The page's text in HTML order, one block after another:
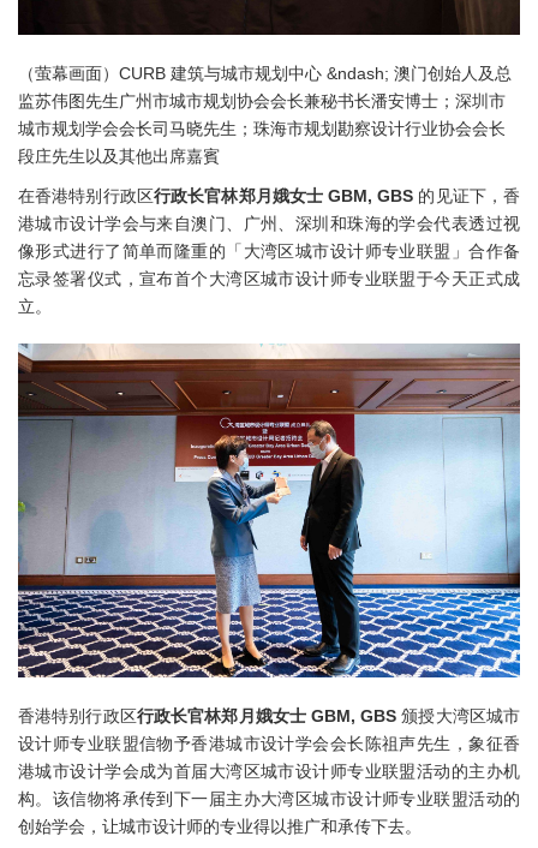
（萤幕画面） CURB 建筑与城市规划中心 &ndash; 澳门创始人及总
监苏伟图先生广州市城市规划协会会长兼秘书长潘安博士； 深圳市
城市规划学会会长司马晓先生； 珠海市规划勘察设计行业协会会长
段庄先生以及其他出席嘉賓
在香港特别行政区行政长官林郑月娥女士 GBM, GBS 的见证下，香
港城市设计学会与来自澳门、广州、深圳和珠海的学会代表透过视
像形式进行了简单而隆重的「大湾区城市设计师专业联盟」合作备
忘录签署仪式，宣布首个大湾区城市设计师专业联盟于今天正式成
立。
香港特别行政区行政长官林郑月娥女士 GBM, GBS 颁授大湾区城市
设计师专业联盟信物予香港城市设计学会会长陈祖声先生，象征香
港城市设计学会成为首届大湾区城市设计师专业联盟活动的主办机
构。该信物将承传到下一届主办大湾区城市设计师专业联盟活动的
创始学会，让城市设计师的专业得以推广和承传下去。